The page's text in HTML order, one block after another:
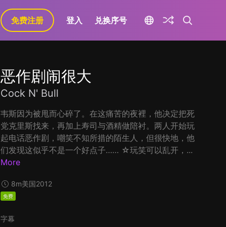
免费注册 登入 兑换序号
恶作剧闹很大
Cock N' Bull
韦斯因为被甩而心碎了。在这痛苦的夜裡，他决定把死
党克里斯找来，再加上寿司与酒精做陪衬。两人开始玩
起电话恶作剧，嘲笑不知所措的陌生人，但很快地，他
们发现这似乎不是一个好点子…… ☆玩笑可以乱开，...
More
8m美国2012
免费
字幕